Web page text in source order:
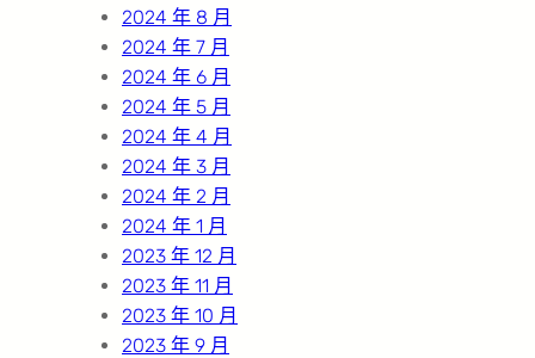
2024 年 8 月
2024 年 7 月
2024 年 6 月
2024 年 5 月
2024 年 4 月
2024 年 3 月
2024 年 2 月
2024 年 1 月
2023 年 12 月
2023 年 11 月
2023 年 10 月
2023 年 9 月